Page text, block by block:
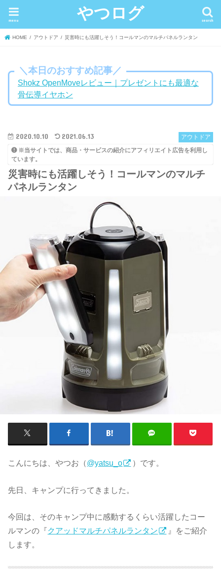
やつログ search
menu
HOME アウトドア 災害時にも活躍しそう！コールマンのマルチパネルランタン
＼本日のおすすめ記事／
Shokz OpenMoveレビュー｜プレゼントにも最適な
骨伝導イヤホン
アウトドア
2020.10.10 2021.06.13
※当サイトでは、商品・サービスの紹介にアフィリエイト広告を利用し
ています。
災害時にも活躍しそう！コールマンのマルチ
パネルランタン
こんにちは、やつお（@yatsu_o ）です。
先日、キャンプに行ってきました。
今回は、そのキャンプ中に感動するくらい活躍したコー
ルマンの『クアッドマルチパネルランタン
』をご紹介
します。